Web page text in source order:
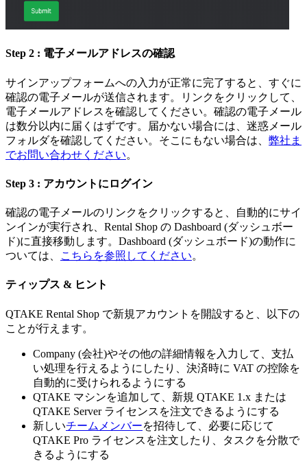
Step 2 : 電子メールアドレスの確認
サインアップフォームへの入力が正常に完了すると、すぐに
確認の電子メールが送信されます。リンクをクリックして、
電子メールアドレスを確認してください。確認の電子メール
は数分以内に届くはずです。届かない場合には、迷惑メール
フォルダを確認してください。そこにもない場合は、 弊社ま
でお問い合わせください。
Step 3 : アカウントにログイン
確認の電子メールのリンクをクリックすると、自動的にサイ
ンインが実行され、Rental Shop の Dashboard (ダッシュボー
ド)に直接移動します。Dashboard (ダッシュボード)の動作に
ついては、
こちらを参照してください。
ティップス & ヒント
QTAKE Rental Shop で新規アカウントを開設すると、以下の
ことが行えます。
Company (会社)やその他の詳細情報を入力して、支払
い処理を行えるようにしたり、決済時に VAT の控除を
自動的に受けられるようにする
QTAKE マシンを追加して、新規 QTAKE 1.x または
QTAKE Server ライセンスを注文できるようにする
新しいチームメンバーを招待して、必要に応じて
QTAKE Pro ライセンスを注文したり、タスクを分散で
きるようにする